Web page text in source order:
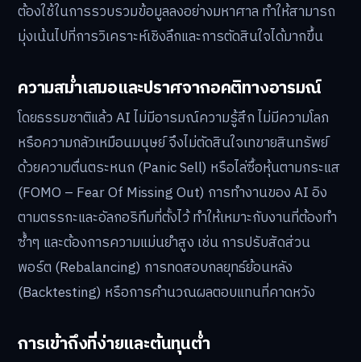
ต้องใช้ในการรวบรวมข้อมูลลงอย่างมหาศาล ทำให้สามารถ
มุ่งเน้นไปที่การวิเคราะห์เชิงลึกและการตัดสินใจได้มากขึ้น
ความสม่ำเสมอและปราศจากอคติทางอารมณ์
โดยธรรมชาติแล้ว AI ไม่มีอารมณ์ความรู้สึก ไม่มีความโลภ
หรือความกลัวเหมือนมนุษย์ จึงไม่ตัดสินใจเทขายสินทรัพย์
ด้วยความตื่นตระหนก (Panic Sell) หรือไล่ซื้อหุ้นตามกระแส
(FOMO – Fear Of Missing Out) การทำงานของ AI อิง
ตามตรรกะและอัลกอริทึมที่ตั้งไว้ ทำให้เหมาะกับงานที่ต้องทำ
ซ้ำๆ และต้องการความแม่นยำสูง เช่น การปรับสัดส่วน
พอร์ต (Rebalancing) การทดสอบกลยุทธ์ย้อนหลัง
(Backtesting) หรือการคำนวณผลตอบแทนที่คาดหวัง
การเข้าถึงที่ง่ายและต้นทุนต่ำ